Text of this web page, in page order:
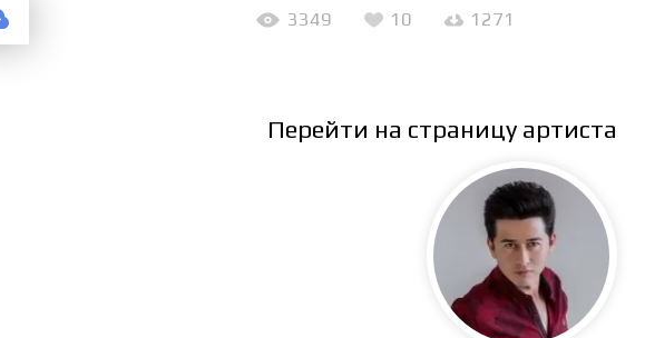
3349 10 1271
Перейти на страницу артиста